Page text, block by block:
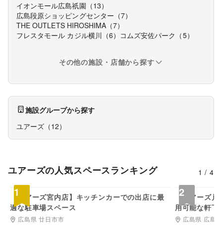
イオンモール広島祇園 （13）
広島段原ショッピングセンター （7）
THE OUTLETS HIROSHIMA （7）
フレスタモール カジル横川 （6） コムズ安佐パーク （5）
その他の施設・店舗から探す
施設グループから探す
ユアーズ （12）
ユアーズの人気スペースランキング 1 /4
1
【ユアーズ宮内店】キッチンカーでの出店に最
適な駐車場スペース
広島県 廿日市市
2
【ユアーズ
用可能な軒下
広島県 広島